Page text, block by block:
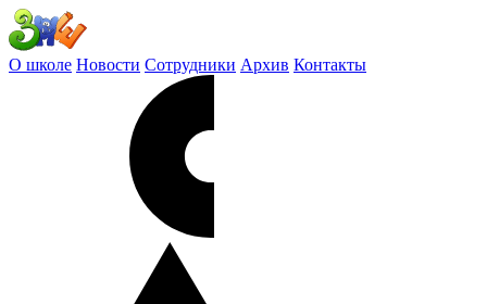
О школе Новости Сотрудники Архив Контакты